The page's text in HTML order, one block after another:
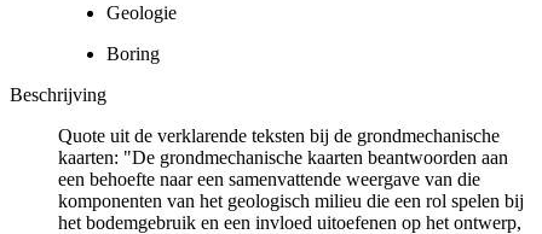
Geologie
Boring
Beschrijving
Quote uit de verklarende teksten bij de grondmechanische
kaarten: "De grondmechanische kaarten beantwoorden aan
een behoefte naar een samenvattende weergave van die
komponenten van het geologisch milieu die een rol spelen bij
het bodemgebruik en een invloed uitoefenen op het ontwerp,